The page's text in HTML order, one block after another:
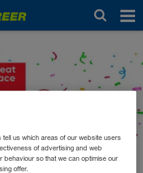
us which areas of our website users
of advertising and web
behaviour so that we can optimise our
offer.